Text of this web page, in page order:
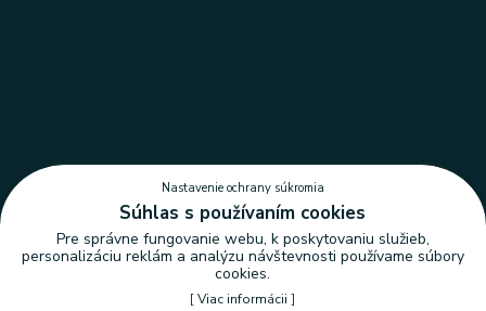
Nastavenie ochrany súkromia
Súhlas s používaním cookies
Pre správne fungovanie webu, k poskytovaniu služieb,
personalizáciu reklám a analýzu návštevnosti používame súbory
cookies.
[Viac informácii ]